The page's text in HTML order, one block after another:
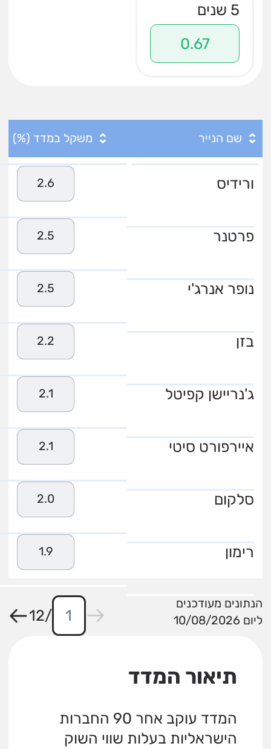
5 שנים
0.67
שם הנייר משקל במדד (%)
ורידיס 2.6
פרטנר 2.5
נופר אנרג'י 2.5
בזן 2.2
ג'נריישן קפיטל 2.1
איירפורט סיטי 2.1
סלקום 2.0
רימון 1.9
הנתונים מעודכנים
ליום 10/08/2026
/
12
תיאור המדד
המדד עוקב אחר 90 החברות
הישראליות בעלות שווי השוק